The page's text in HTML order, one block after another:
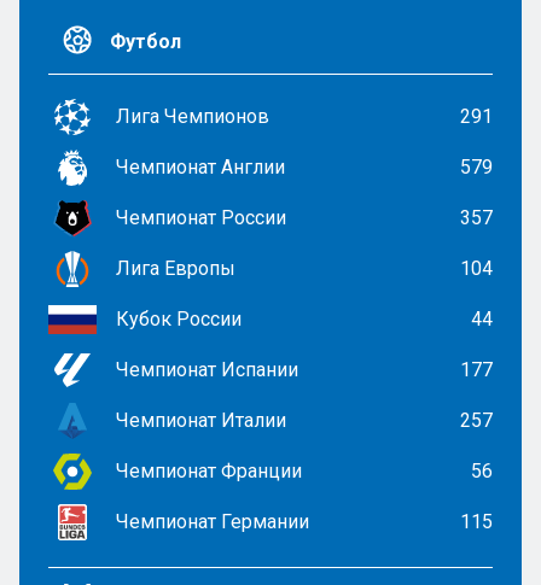
Футбол
Лига Чемпионов 291
Чемпионат Англии 579
Чемпионат России 357
Лига Европы 104
Кубок России 44
Чемпионат Испании 177
Чемпионат Италии 257
Чемпионат Франции 56
Чемпионат Германии 115